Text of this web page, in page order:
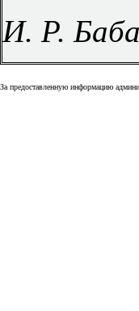
И. Р.
За предоставленную информацию